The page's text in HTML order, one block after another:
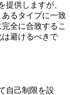
提供しますが、
るタイプに一致
全に合致するこ
避けるべきで
自己制限を設